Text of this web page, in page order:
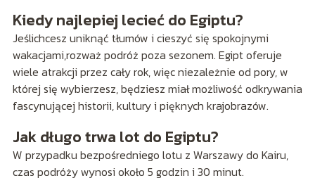
Kiedy najlepiej lecieć do Egiptu?
Jeślichcesz uniknąć tłumów i cieszyć się spokojnymi
wakacjami,rozważ podróż poza sezonem. Egipt oferuje
wiele atrakcji przez cały rok, więc niezależnie od pory, w
której się wybierzesz, będziesz miał możliwość odkrywania
fascynującej historii, kultury i pięknych krajobrazów.
Jak długo trwa lot do Egiptu?
W przypadku bezpośredniego lotu z Warszawy do Kairu,
czas podróży wynosi około 5 godzin i 30 minut.